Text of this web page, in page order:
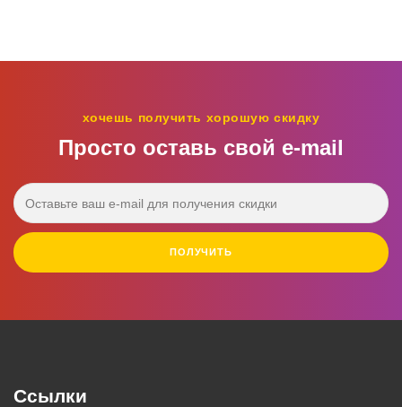
хочешь получить хорошую скидку
Просто оставь свой e‑mail
ПОЛУЧИТЬ
Ссылки